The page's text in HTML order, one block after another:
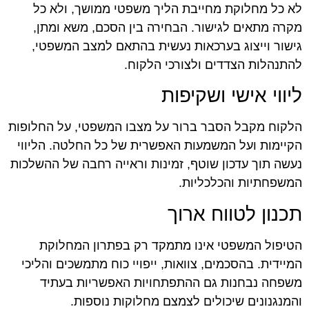
לא כל מחלוקת מחייבת הליך משפטי ממושך, ולא כל
מקרה מתאים לגישור. הבחירה בין הסכם, משא ומתן,
גישור וייצוג בערכאות נעשית בהתאם למצב המשפטי,
להתנהלות הצדדים ולצורכי הלקוח.
ליווי אישי ושקיפות
הלקוח מקבל הסבר ברור על מצבו המשפטי, על החלופות
הקיימות ועל המשמעות האפשרית של כל החלטה. הליווי
נעשה תוך עדכון שוטף, זמינות וראייה רחבה של ההשלכות
המשפחתיות והכלכליות.
תכנון לטווח ארוך
הטיפול המשפטי אינו מתמקד רק בפתרון המחלוקת
המיידית. בהסכמים, צוואות, ייפויי כוח מתמשכים והליכי
משפחה נבחנות גם ההתפתחויות האפשריות בעתיד
והמנגנונים שיכולים לצמצם מחלוקות נוספות.